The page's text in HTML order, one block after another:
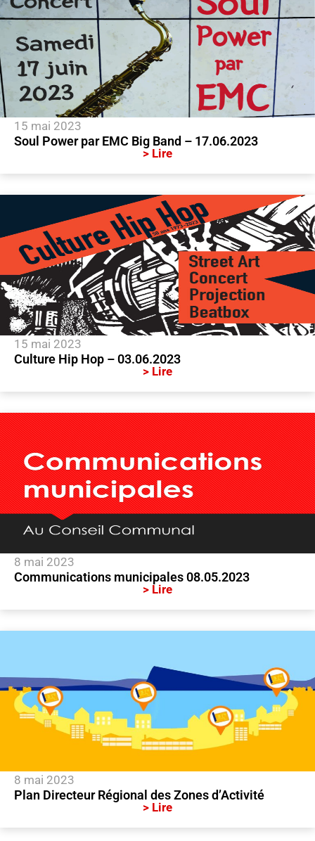
15 mai 2023
Soul Power par EMC Big Band – 17.06.2023
> Lire
15 mai 2023
Culture Hip Hop – 03.06.2023
> Lire
8 mai 2023
Communications municipales 08.05.2023
> Lire
8 mai 2023
Plan Directeur Régional des Zones d’Activité
> Lire